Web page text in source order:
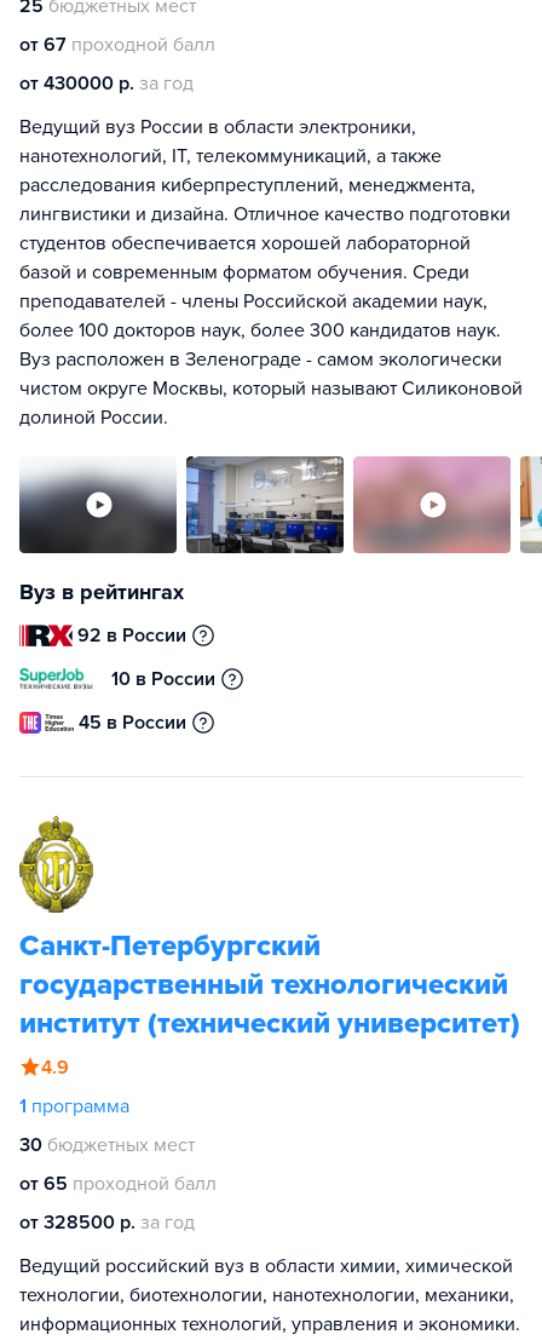
25 бюджетных мест
от 67 проходной балл
от 430000 р. за год
Ведущий вуз России в области электроники,
нанотехнологий, IT, телекоммуникаций, а также
расследования киберпреступлений, менеджмента,
лингвистики и дизайна. Отличное качество подготовки
студентов обеспечивается хорошей лабораторной
базой и современным форматом обучения. Среди
преподавателей - члены Российской академии наук,
более 100 докторов наук, более 300 кандидатов наук.
Вуз расположен в Зеленограде - самом экологически
чистом округе Москвы, который называют Силиконовой
долиной России.
Вуз в рейтингах
92 в России
10 в России
45 в России
Санкт-Петербургский
государственный технологический
институт (технический университет)
4.9
1 программа
30 бюджетных мест
от 65 проходной балл
от 328500 р. за год
Ведущий российский вуз в области химии, химической
технологии, биотехнологии, нанотехнологии, механики,
информационных технологий, управления и экономики.